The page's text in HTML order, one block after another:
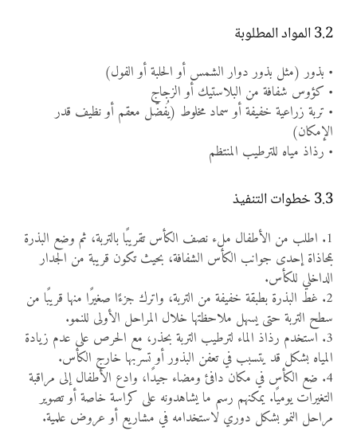
3.2 المواد المطلوبة
• بذور (مثل بذور دوار الشمس أو الحلبة أو الفول)
• كؤوس شفافة من البلاستيك أو الزجاج
• تربة زراعية خفيفة أو سماد مخلوط (يُفضّل معقم أو نظيف قدر
الإمكان)
• رذاذ مياه للترطيب المنتظم
3.3 خطوات التنفيذ
1. اطلب من الأطفال ملء نصف الكأس تقريبًا بالتربة، ثم وضع البذرة
بمحاذاة إحدى جوانب الكأس الشفافة، بحيث تكون قريبة من الجدار
الداخلي للكأس.
2. غط البذرة بطبقة خفيفة من التربة، واترك جزءًا صغيرًا منها قريبًا من
سطح التربة حتى يسهل ملاحظتها خلال المراحل الأولى للنمو.
3. استخدم رذاذ الماء لترطيب التربة بحذر، مع الحرص على عدم زيادة
المياه بشكل قد يتسبب في تعفن البذور أو تسرّبها خارج الكأس.
4. ضع الكأس في مكان دافئ ومضاء جيدًا، وادع الأطفال إلى مراقبة
التغيرات يوميًا. يمكنهم رسم ما يشاهدونه على كراسة خاصة أو تصوير
مراحل النمو بشكل دوري لاستخدامه في مشاريع أو عروض علمية.